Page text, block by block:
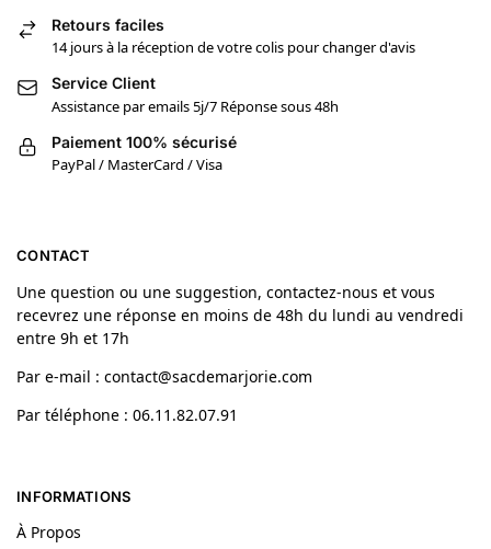
Retours faciles
14 jours à la réception de votre colis pour changer d'avis
Service Client
Assistance par emails 5j/7 Réponse sous 48h
Paiement 100% sécurisé
PayPal / MasterCard / Visa
CONTACT
Une question ou une suggestion, contactez-nous et vous
recevrez une réponse en moins de 48h du lundi au vendredi
entre 9h et 17h
Par e-mail : contact@sacdemarjorie.com
Par téléphone : 06.11.82.07.91
INFORMATIONS
À Propos